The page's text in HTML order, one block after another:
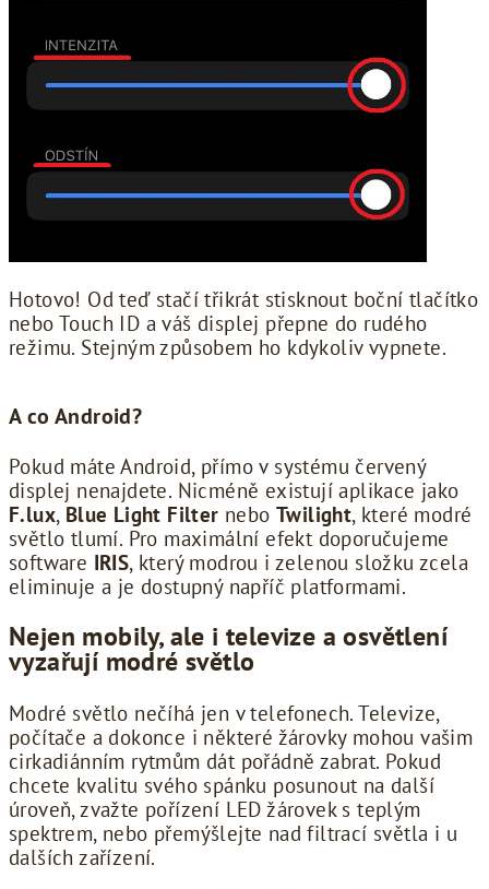
Hotovo! Od teď stačí třikrát stisknout boční tlačítko
nebo Touch ID a váš displej přepne do rudého
režimu. Stejným způsobem ho kdykoliv vypnete.
A co Android?
Pokud máte Android, přímo v systému červený
displej nenajdete. Nicméně existují aplikace jako
F.lux, Blue Light Filter neboTwilight, které modré
světlo tlumí. Pro maximální efekt doporučujeme
software IRIS, který modrou i zelenou složku zcela
eliminuje a je dostupný napříč platformami.
Nejen mobily, ale i televize a osvětlení
vyzařují modré světlo
Modré světlo nečíhá jen v telefonech. Televize,
počítače a dokonce i některé žárovky mohou vašim
cirkadiánním rytmům dát pořádně zabrat. Pokud
chcete kvalitu svého spánku posunout na další
úroveň, zvažte pořízení LED žárovek s teplým
spektrem, nebo přemýšlejte nad filtrací světla i u
dalších zařízení.